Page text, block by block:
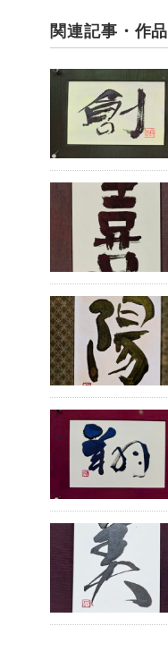
関連記事・作品